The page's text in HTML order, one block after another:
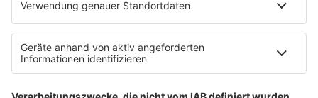
Datenschutzeinstellungen
Allgemeine Teilnahmebedingungen
Werbung schalten
80s80s.de